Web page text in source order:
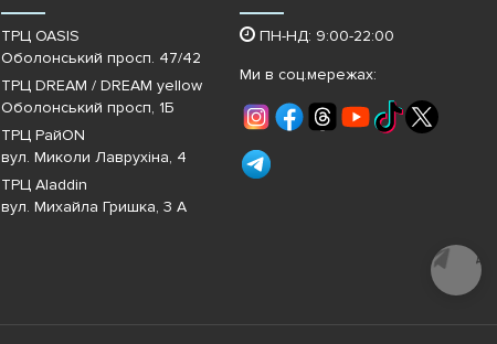
ТРЦ OASIS
Оболонський просп. 47/42
ТРЦ DREAM / DREAM yellow
Оболонський просп, 1Б
ТРЦ РайON
вул. Миколи Лаврухіна, 4
ТРЦ Aladdin
вул. Михайла Гришка, 3 А
ПН-НД: 9:00-22:00
Ми в соц.мережах:
Почати
діалог